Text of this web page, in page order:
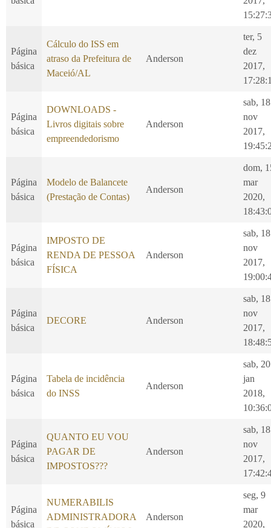
Página
básica
Cálculo do ISS em
atraso da Prefeitura de
Maceió/AL
Anderson
ter, 5
dez
2017,
Página
básica
DOWNLOADS -
Livros digitais sobre
empreendedorismo
Anderson
sab, 18
nov
2017,
Página
básica
Modelo de Balancete
(Prestação de Contas)
Anderson
dom,
mar
2020,
Página
básica
IMPOSTO DE
RENDA DE PESSOA
FÍSICA
Anderson
sab, 18
nov
2017,
Página
básica
DECORE Anderson
sab, 18
nov
2017,
Página
básica
Tabela de incidência
do INSS
Anderson
sab, 20
jan
2018,
Página
básica
QUANTO EU VOU
PAGAR DE
IMPOSTOS???
Anderson
sab, 18
nov
2017,
Página
básica
NUMERABILIS
ADMINISTRADORA
Anderson
seg, 9
mar
2020,